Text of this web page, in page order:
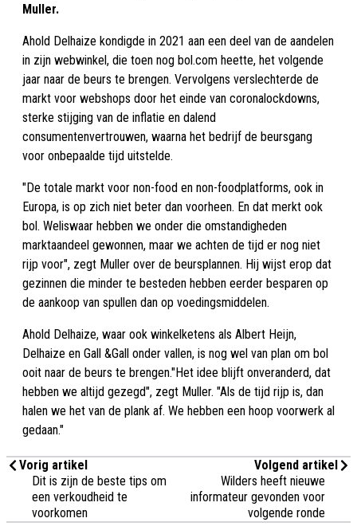
Muller.
Ahold Delhaize kondigde in 2021 aan een deel van de aandelen
in zijn webwinkel, die toen nog bol.com heette, het volgende
jaar naar de beurs te brengen. Vervolgens verslechterde de
markt voor webshops door het einde van coronalockdowns,
sterke stijging van de inflatie en dalend
consumentenvertrouwen, waarna het bedrijf de beursgang
voor onbepaalde tijd uitstelde.
"De totale markt voor non-food en non-foodplatforms, ook in
Europa, is op zich niet beter dan voorheen. En dat merkt ook
bol. Weliswaar hebben we onder die omstandigheden
marktaandeel gewonnen, maar we achten de tijd er nog niet
rijp voor", zegt Muller over de beursplannen. Hij wijst erop dat
gezinnen die minder te besteden hebben eerder besparen op
de aankoop van spullen dan op voedingsmiddelen.
Ahold Delhaize, waar ook winkelketens als Albert Heijn,
Delhaize en Gall &Gall onder vallen, is nog wel van plan om bol
ooit naar de beurs te brengen."Het idee blijft onveranderd, dat
hebben we altijd gezegd", zegt Muller. "Als de tijd rijp is, dan
halen we het van de plank af. We hebben een hoop voorwerk al
gedaan."
Vorig artikel
Dit is zijn de beste tips om
een verkoudheid te
voorkomen
Volgend artikel
Wilders heeft nieuwe
informateur gevonden voor
volgende ronde